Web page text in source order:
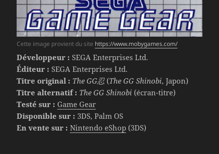
Cette image provient du site https://www.mobygames.com/
Développeur : SEGA Enterprises Ltd.
Éditeur : SEGA Enterprises Ltd.
Titre original : The GG忍 (The GG Shinobi, Japon)
Titre alternatif : The GG Shinobi (écran-titre)
Testé sur : Game Gear
Disponible sur : 3DS, Palm OS
En vente sur : Nintendo eShop (3DS)